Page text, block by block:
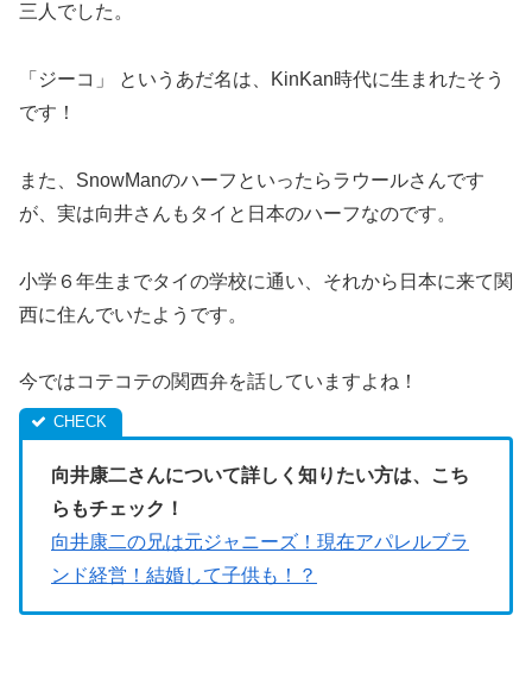
三人でした。
「ジーコ」 というあだ名は、KinKan時代に生まれたそう
です！
また、SnowManのハーフといったらラウールさんです
が、実は向井さんもタイと日本のハーフなのです。
小学６年生までタイの学校に通い、それから日本に来て関
西に住んでいたようです。
今ではコテコテの関西弁を話していますよね！
向井康二さんについて詳しく知りたい方は、こち
らもチェック！
向井康二の兄は元ジャニーズ！現在アパレルブラ
ンド経営！結婚して子供も！？